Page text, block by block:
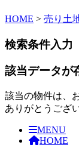
HOME > 売り土
検索条件入力
該当データが
該当の物件は、
ありがとうござ
MENU
HOME